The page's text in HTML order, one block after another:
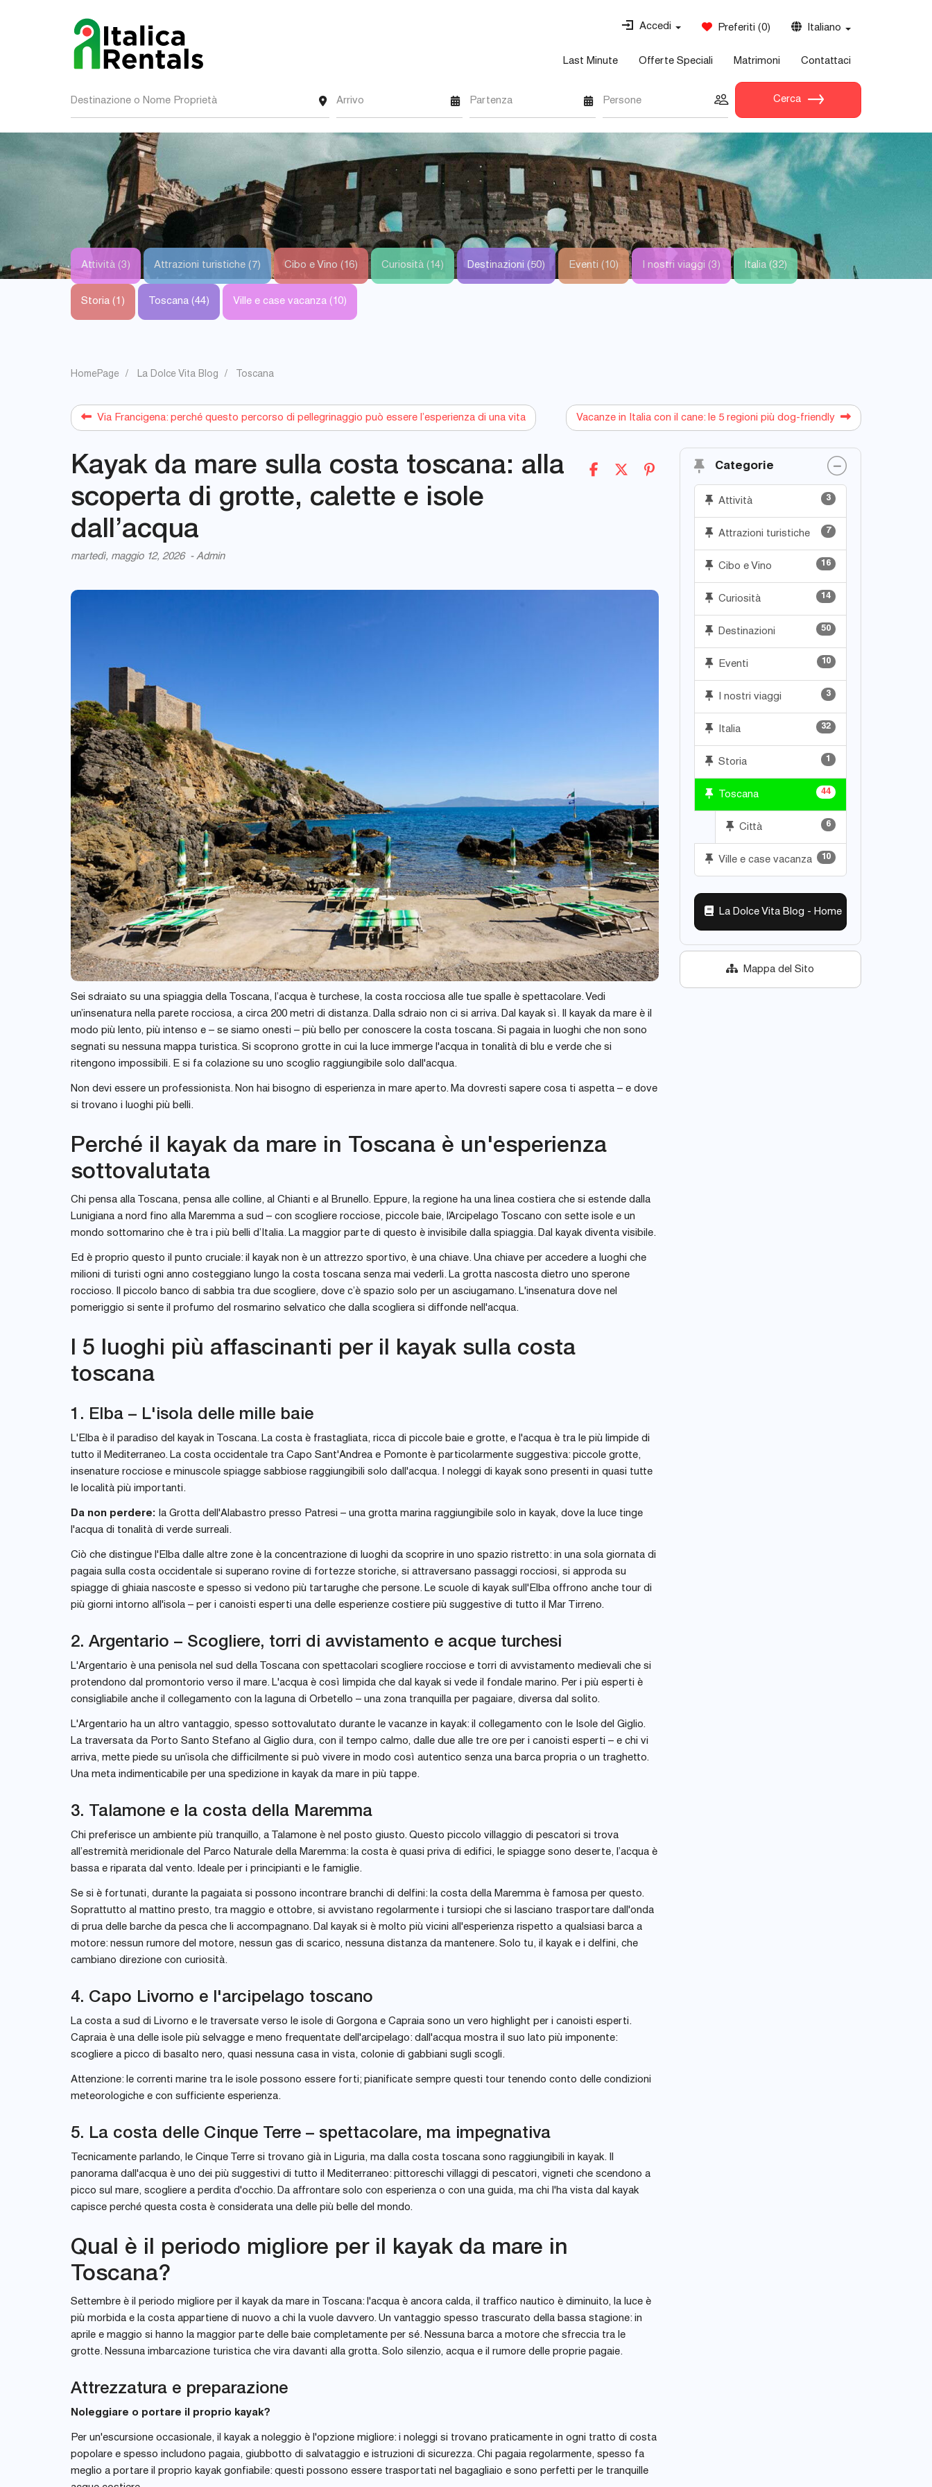
Accedi Preferiti (0) Italiano
Last Minute Offerte Speciali Matrimoni Contattaci
Destinazione o Nome Proprietà Arrivo Partenza Persone Cerca
Attività (3) Attrazioni turistiche (7) Cibo e Vino (16) Curiosità (14) Destinazioni (50) Eventi (10) I nostri viaggi (3) Italia (32)
Storia (1) Toscana (44) Ville e case vacanza (10)
HomePage La Dolce Vita Blog Toscana
Via Francigena: perché questo percorso di pellegrinaggio può essere l’esperienza di una vita Vacanze in Italia con il cane: le 5 regioni più dog-friendly
Kayak da mare sulla costa toscana: alla
scoperta di grotte, calette e isole
dall’acqua
martedì, maggio 12, 2026- Admin
Sei sdraiato su una spiaggia della Toscana, l’acqua è turchese, la costa rocciosa alle tue spalle è spettacolare. Vedi
un’insenatura nella parete rocciosa, a circa 200 metri di distanza. Dalla sdraio non ci si arriva. Dal kayak sì. Il kayak da mare è il
modo più lento, più intenso e – se siamo onesti – più bello per conoscere la costa toscana. Si pagaia in luoghi che non sono
segnati su nessuna mappa turistica. Si scoprono grotte in cui la luce immerge l'acqua in tonalità di blu e verde che si
ritengono impossibili. E si fa colazione su uno scoglio raggiungibile solo dall'acqua.
Non devi essere un professionista. Non hai bisogno di esperienza in mare aperto. Ma dovresti sapere cosa ti aspetta – e dove
si trovano i luoghi più belli.
Perché il kayak da mare in Toscana è un'esperienza
sottovalutata
Chi pensa alla Toscana, pensa alle colline, al Chianti e al Brunello. Eppure, la regione ha una linea costiera che si estende dalla
Lunigiana a nord fino alla Maremma a sud – con scogliere rocciose, piccole baie, l’Arcipelago Toscano con sette isole e un
mondo sottomarino che è tra i più belli d’Italia. La maggior parte di questo è invisibile dalla spiaggia. Dal kayak diventa visibile.
Ed è proprio questo il punto cruciale: il kayak non è un attrezzo sportivo, è una chiave. Una chiave per accedere a luoghi che
milioni di turisti ogni anno costeggiano lungo la costa toscana senza mai vederli. La grotta nascosta dietro uno sperone
roccioso. Il piccolo banco di sabbia tra due scogliere, dove c’è spazio solo per un asciugamano. L'insenatura dove nel
pomeriggio si sente il profumo del rosmarino selvatico che dalla scogliera si diffonde nell'acqua.
I 5 luoghi più affascinanti per il kayak sulla costa
toscana
1. Elba – L'isola delle mille baie
L'Elba è il paradiso del kayak in Toscana. La costa è frastagliata, ricca di piccole baie e grotte, e l'acqua è tra le più limpide di
tutto il Mediterraneo. La costa occidentale tra Capo Sant'Andrea e Pomonte è particolarmente suggestiva: piccole grotte,
insenature rocciose e minuscole spiagge sabbiose raggiungibili solo dall'acqua. I noleggi di kayak sono presenti in quasi tutte
le località più importanti.
Da non perdere: la Grotta dell'Alabastro presso Patresi – una grotta marina raggiungibile solo in kayak, dove la luce tinge
l'acqua di tonalità di verde surreali.
Ciò che distingue l'Elba dalle altre zone è la concentrazione di luoghi da scoprire in uno spazio ristretto: in una sola giornata di
pagaia sulla costa occidentale si superano rovine di fortezze storiche, si attraversano passaggi rocciosi, si approda su
spiagge di ghiaia nascoste e spesso si vedono più tartarughe che persone. Le scuole di kayak sull'Elba offrono anche tour di
più giorni intorno all'isola – per i canoisti esperti una delle esperienze costiere più suggestive di tutto il Mar Tirreno.
2. Argentario – Scogliere, torri di avvistamento e acque turchesi
L'Argentario è una penisola nel sud della Toscana con spettacolari scogliere rocciose e torri di avvistamento medievali che si
protendono dal promontorio verso il mare. L'acqua è così limpida che dal kayak si vede il fondale marino. Per i più esperti è
consigliabile anche il collegamento con la laguna di Orbetello – una zona tranquilla per pagaiare, diversa dal solito.
L'Argentario ha un altro vantaggio, spesso sottovalutato durante le vacanze in kayak: il collegamento con le Isole del Giglio.
La traversata da Porto Santo Stefano al Giglio dura, con il tempo calmo, dalle due alle tre ore per i canoisti esperti – e chi vi
arriva, mette piede su un’isola che difficilmente si può vivere in modo così autentico senza una barca propria o un traghetto.
Una meta indimenticabile per una spedizione in kayak da mare in più tappe.
3. Talamone e la costa della Maremma
Chi preferisce un ambiente più tranquillo, a Talamone è nel posto giusto. Questo piccolo villaggio di pescatori si trova
all’estremità meridionale del Parco Naturale della Maremma: la costa è quasi priva di edifici, le spiagge sono deserte, l’acqua è
bassa e riparata dal vento. Ideale per i principianti e le famiglie.
Se si è fortunati, durante la pagaiata si possono incontrare branchi di delfini: la costa della Maremma è famosa per questo.
Soprattutto al mattino presto, tra maggio e ottobre, si avvistano regolarmente i tursiopi che si lasciano trasportare dall'onda
di prua delle barche da pesca che li accompagnano. Dal kayak si è molto più vicini all'esperienza rispetto a qualsiasi barca a
motore: nessun rumore del motore, nessun gas di scarico, nessuna distanza da mantenere. Solo tu, il kayak e i delfini, che
cambiano direzione con curiosità.
4. Capo Livorno e l'arcipelago toscano
La costa a sud di Livorno e le traversate verso le isole di Gorgona e Capraia sono un vero highlight per i canoisti esperti.
Capraia è una delle isole più selvagge e meno frequentate dell'arcipelago: dall'acqua mostra il suo lato più imponente:
scogliere a picco di basalto nero, quasi nessuna casa in vista, colonie di gabbiani sugli scogli.
Attenzione: le correnti marine tra le isole possono essere forti; pianificate sempre questi tour tenendo conto delle condizioni
meteorologiche e con sufficiente esperienza.
5. La costa delle Cinque Terre – spettacolare, ma impegnativa
Tecnicamente parlando, le Cinque Terre si trovano già in Liguria, ma dalla costa toscana sono raggiungibili in kayak. Il
panorama dall'acqua è uno dei più suggestivi di tutto il Mediterraneo: pittoreschi villaggi di pescatori, vigneti che scendono a
picco sul mare, scogliere a perdita d'occhio. Da affrontare solo con esperienza o con una guida, ma chi l'ha vista dal kayak
capisce perché questa costa è considerata una delle più belle del mondo.
Qual è il periodo migliore per il kayak da mare in
Toscana?
Settembre è il periodo migliore per il kayak da mare in Toscana: l'acqua è ancora calda, il traffico nautico è diminuito, la luce è
più morbida e la costa appartiene di nuovo a chi la vuole davvero. Un vantaggio spesso trascurato della bassa stagione: in
aprile e maggio si hanno la maggior parte delle baie completamente per sé. Nessuna barca a motore che sfreccia tra le
grotte. Nessuna imbarcazione turistica che vira davanti alla grotta. Solo silenzio, acqua e il rumore delle proprie pagaie.
Attrezzatura e preparazione
Noleggiare o portare il proprio kayak?
Per un'escursione occasionale, il kayak a noleggio è l'opzione migliore: i noleggi si trovano praticamente in ogni tratto di costa
popolare e spesso includono pagaia, giubbotto di salvataggio e istruzioni di sicurezza. Chi pagaia regolarmente, spesso fa
meglio a portare il proprio kayak gonfiabile: questi possono essere trasportati nel bagagliaio e sono perfetti per le tranquille
Categorie
3
Attività
7
Attrazioni turistiche
16
Cibo e Vino
14
Curiosità
50
Destinazioni
10
Eventi
3
I nostri viaggi
32
Italia
1
Storia
44
Toscana
6
Città
10
Ville e case vacanza
La Dolce Vita Blog - Home
Mappa del Sito